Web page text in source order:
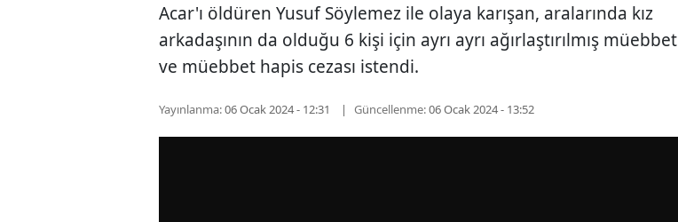
Acar'ı öldüren Yusuf Söylemez ile olaya karışan, aralarında kız
arkadaşının da olduğu 6 kişi için ayrı ayrı ağırlaştırılmış müebbet
ve müebbet hapis cezası istendi.
Yayınlanma:06 Ocak 2024 - 12:31 Güncellenme:06 Ocak 2024 - 13:52